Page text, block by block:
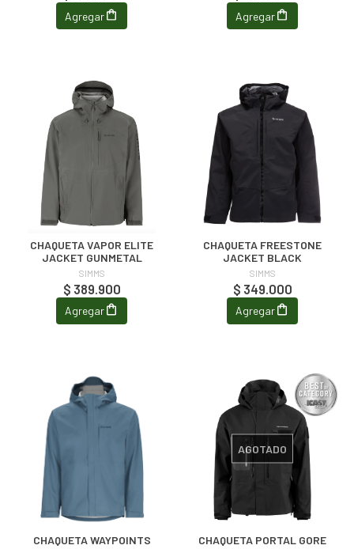
Agregar Agregar
CHAQUETA VAPOR ELITE
JACKET GUNMETAL
SIMMS
$ 389.900
Agregar
CHAQUETA FREESTONE
JACKET BLACK
SIMMS
$ 349.000
Agregar
CHAQUETA WAYPOINTS
AGOTADO
CHAQUETA PORTAL GORE